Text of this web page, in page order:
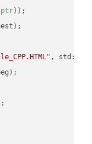
))
,
];